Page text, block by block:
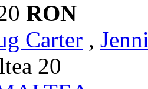
RON
Carter ,
20